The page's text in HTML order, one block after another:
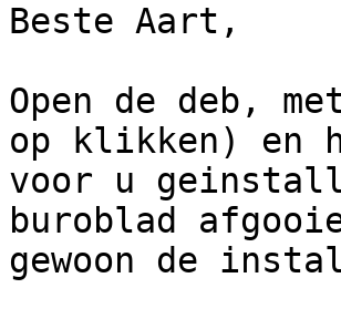
Beste Aart,
Open de deb,
op klikken) en
voor u
buroblad
gewoon de